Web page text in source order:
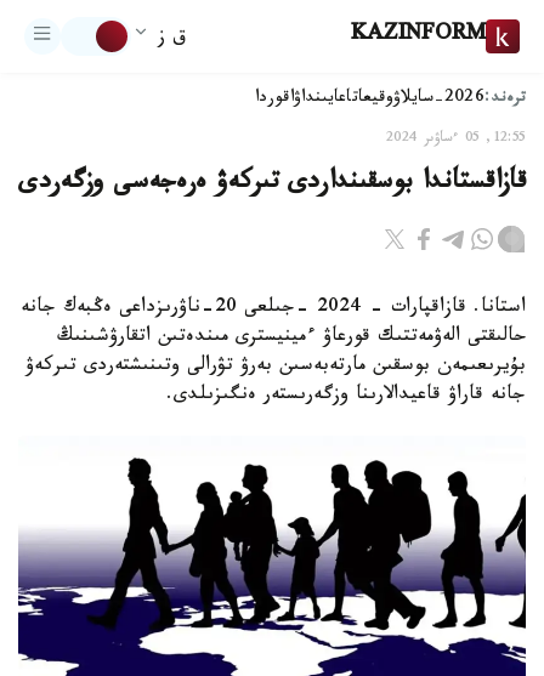
KAZINFORM ق ز
ترەند:2026-سايلاۋ وقيعاتاعايىنداۋاقوردا
12:55, 05 ءساۋىر 2024
قازاقستاندا بوسقىنداردى تىركەۋ ەرەجەسى وزگەردى
استانا. قازاقپارات - 2024 -جىلعى 20-ناۋرىزداعى ەڭبەك جانە
حالىقتى الەۋمەتتىك قورعاۋ ءمينيسترى مىندەتىن اتقارۋشىنىڭ
بۇيرىعىمەن بوسقىن مارتەبەسىن بەرۋ تۋرالى وتىنىشتەردى تىركەۋ
جانە قاراۋ قاعيدالارىنا وزگەرىستەر ەنگىزىلدى.